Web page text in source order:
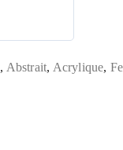
, Abstrait, Acrylique,